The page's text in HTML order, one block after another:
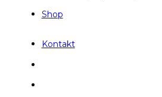
Shop
Kontakt